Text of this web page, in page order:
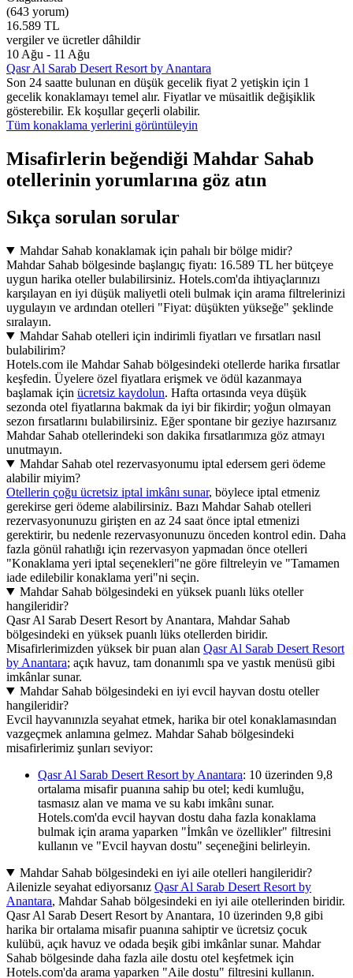
(643 yorum)
16.589 TL
vergiler ve ücretler dâhildir
10 Ağu - 11 Ağu
Qasr Al Sarab Desert Resort by Anantara
Son 24 saatte bulunan en düşük gecelik fiyat 2 yetişkin için 1
gecelik konaklamayı temel alır. Fiyatlar ve müsaitlik değişiklik
gösterebilir. Ek koşullar geçerli olabilir.
Tüm konaklama yerlerini görüntüleyin
Misafirlerin beğendiği Mahdar Sahab
otellerinin yorumlarına göz atın
Sıkça sorulan sorular
Mahdar Sahab konaklamak için pahalı bir bölge midir?
Mahdar Sahab bölgesinde başlangıç fiyatı: 16.589 TL her bütçeye
uygun harika oteller bulabilirsiniz. Hotels.com'da ihtiyaçlarınızı
karşılayan en iyi düşük maliyetli oteli bulmak için arama filtrelerinizi
uygulayın ve ardından otelleri "Fiyat: düşükten yükseğe" şeklinde
sıralayın.
Mahdar Sahab otelleri için indirimli fiyatları ve fırsatları nasıl
bulabilirim?
Hotels.com ile Mahdar Sahab bölgesindeki otellerde harika fırsatlar
keşfedin. Üyelere özel fiyatlara erişmek ve ödül kazanmaya
başlamak için ücretsiz kaydolun. Hafta ortasında veya düşük
sezonda otel fiyatlarına bakmak da iyi bir fikirdir; yoğun olmayan
sezon fırsatlarını bulabilirsiniz. Eğer spontane bir geziye hazırsanız
Mahdar Sahab otellerindeki son dakika fırsatlarımıza göz atmayı
unutmayın.
Mahdar Sahab otel rezervasyonumu iptal edersem geri ödeme
alabilir miyim?
Otellerin çoğu ücretsiz iptal imkânı sunar, böylece iptal etmeniz
gerekirse geri ödeme alabilirsiniz. Bazı Mahdar Sahab otelleri
rezervasyonunuzu girişten en az 24 saat önce iptal etmenizi
gerektirir, bu nedenle rezervasyonunuzu önceden kontrol edin. Daha
fazla gönül rahatlığı için rezervasyon yapmadan önce otelleri
"Konaklama yeri iptal seçenekleri"ne göre filtreleyin ve "Tamamen
iade edilebilir konaklama yeri"ni seçin.
Mahdar Sahab bölgesindeki en yüksek puanlı lüks oteller
hangileridir?
Qasr Al Sarab Desert Resort by Anantara, Mahdar Sahab
bölgesindeki en yüksek puanlı lüks otellerden biridir.
Misafirlerimizden yüksek bir puan alan Qasr Al Sarab Desert Resort
by Anantara; açık havuz, tam donanımlı spa ve yastık menüsü gibi
imkânlar sunar.
Mahdar Sahab bölgesindeki en iyi evcil hayvan dostu oteller
hangileridir?
Evcil hayvanınızla seyahat etmek, harika bir otel konaklamasından
vazgeçmek anlamına gelmez. Mahdar Sahab bölgesindeki
misafirlerimiz şunları seviyor:
Qasr Al Sarab Desert Resort by Anantara: 10 üzerinden 9,8
ortalama misafir puanına sahip bu otel; kedi kumluğu,
tasmasız alan ve mama ve su kabı imkânı sunar.
Hotels.com'da evcil hayvan dostu daha fazla konaklama
bulmak için arama yaparken "İmkân ve özellikler" filtresini
kullanın ve "Evcil hayvan dostu" seçeneğini belirleyin.
Mahdar Sahab bölgesindeki en iyi aile otelleri hangileridir?
Ailenizle seyahat ediyorsanız Qasr Al Sarab Desert Resort by
Anantara, Mahdar Sahab bölgesindeki en iyi aile otellerinden biridir.
Qasr Al Sarab Desert Resort by Anantara, 10 üzerinden 9,8 gibi
harika bir ortalama misafir puanına sahiptir ve ücretsiz çocuk
kulübü, açık havuz ve odada beşik gibi imkânlar sunar. Mahdar
Sahab bölgesinde daha fazla aile dostu otel keşfetmek için
Hotels.com'da arama yaparken "Aile dostu" filtresini kullanın.